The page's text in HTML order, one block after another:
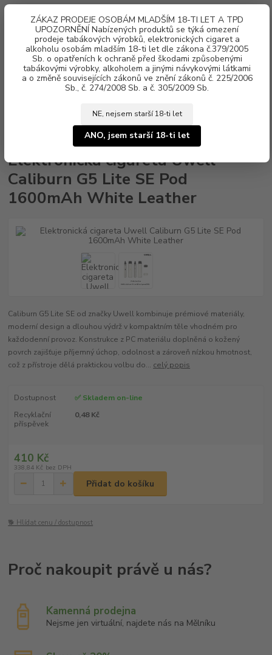
ZÁKAZ PRODEJE OSOBÁM MLADŠÍM 18-TI LET A TPD
UPOZORNĚNÍ Nabízených produktů se týká omezení
prodeje tabákových výrobků, elektronických cigaret a
alkoholu osobám mladším 18-ti let dle zákona č.379/2005
Sb. o opatřeních k ochraně před škodami způsobenými
tabákovými výrobky, alkoholem a jinými návykovými látkami
a o změně souvisejících zákonů ve znění zákonů č. 225/2006
Sb., č. 274/2008 Sb. a č. 305/2009 Sb.
NE, nejsem starší 18-ti let
ANO, jsem starší 18-ti let
Menu
za0 Kč
Caliburn G5 Lite SE Pod 1600mAh White Leather
Elektronická cigareta Uwell
Caliburn G5 Lite SE Pod
1600mAh White Leather
Caliburn G5 Lite SE od značky Uwell kombinuje prémiové materiály,
moderní design a dlouhou výdrž v kompaktním těle vhodném pro
každodenní provoz. Konstrukce z PC materiálu doplněná o kožený
povrch zajišťuje příjemný úchop, odolnost a zároveň nízkou hmotnost,
což z přístroje dělá praktickou volbu do... celý popis
Dostupnost
✅ Skladem on-line
Recyklační
příspěvek
0,48 Kč
410 Kč
338,84 Kč bez DPH
Přidat do košíku
🐕 Hlídat cenu / dostupnost
Kamenná prodejna
Nejsme jen virtuální, najdete nás na Mělníku